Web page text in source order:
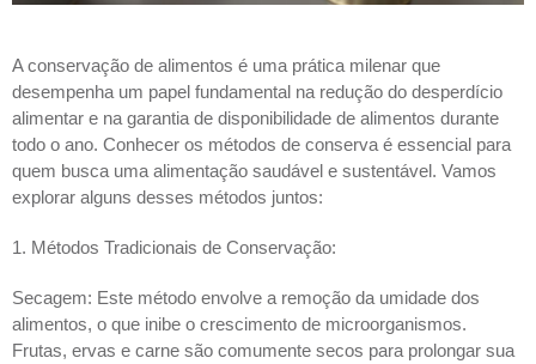
A conservação de alimentos é uma prática milenar que
desempenha um papel fundamental na redução do desperdício
alimentar e na garantia de disponibilidade de alimentos durante
todo o ano. Conhecer os métodos de conserva é essencial para
quem busca uma alimentação saudável e sustentável. Vamos
explorar alguns desses métodos juntos:
1. Métodos Tradicionais de Conservação:
Secagem: Este método envolve a remoção da umidade dos
alimentos, o que inibe o crescimento de microorganismos.
Frutas, ervas e carne são comumente secos para prolongar sua